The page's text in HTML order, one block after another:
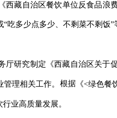
西藏自治区餐饮单位反食品
吃多少点多少、不剩菜不剩饭”
厅研究制定《西藏自治区关
理相关工作。 根据《<绿色餐
业高质量发展。